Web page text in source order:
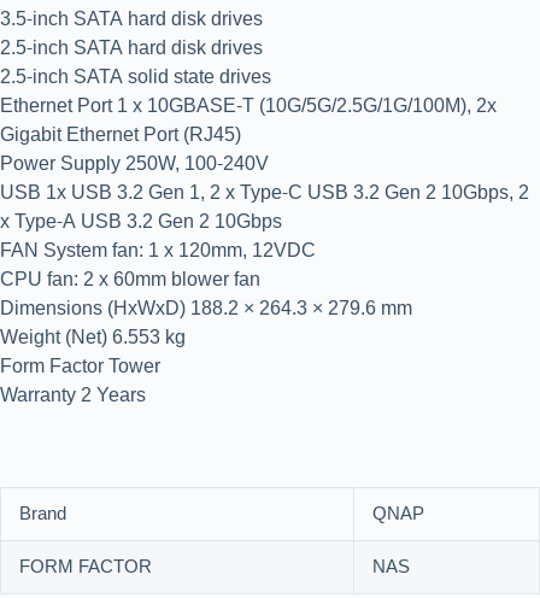
3.5-inch SATA hard disk drives
2.5-inch SATA hard disk drives
2.5-inch SATA solid state drives
Ethernet Port 1 x 10GBASE-T (10G/5G/2.5G/1G/100M), 2x
Gigabit Ethernet Port (RJ45)
Power Supply 250W, 100-240V
USB 1x USB 3.2 Gen 1, 2 x Type-C USB 3.2 Gen 2 10Gbps, 2
x Type-A USB 3.2 Gen 2 10Gbps
FAN System fan: 1 x 120mm, 12VDC
CPU fan: 2 x 60mm blower fan
Dimensions (HxWxD) 188.2 × 264.3 × 279.6 mm
Weight (Net) 6.553 kg
Form Factor Tower
Warranty 2 Years
Brand
QNAP
FORM FACTOR
NAS